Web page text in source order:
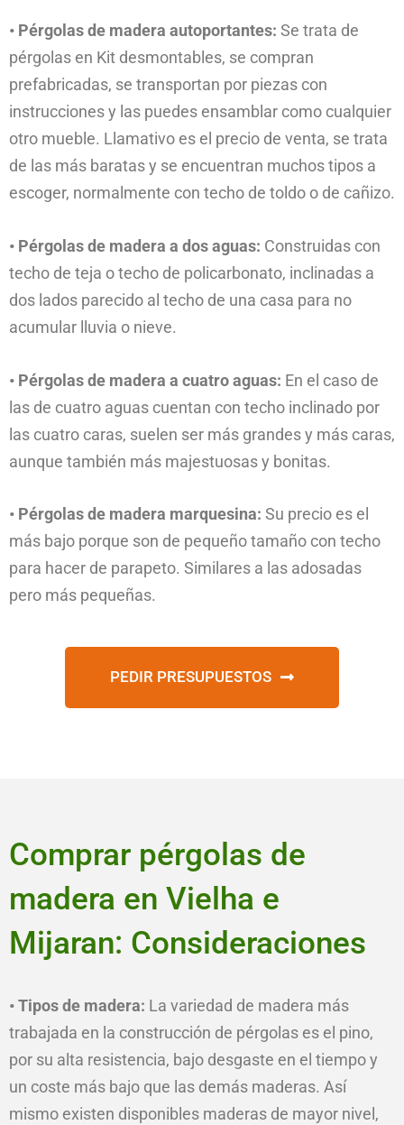
• Pérgolas de madera autoportantes: Se trata de
pérgolas en Kit desmontables, se compran
prefabricadas, se transportan por piezas con
instrucciones y las puedes ensamblar como cualquier
otro mueble. Llamativo es el precio de venta, se trata
de las más baratas y se encuentran muchos tipos a
escoger, normalmente con techo de toldo o de cañizo.
• Pérgolas de madera a dos aguas: Construidas con
techo de teja o techo de policarbonato, inclinadas a
dos lados parecido al techo de una casa para no
acumular lluvia o nieve.
• Pérgolas de madera a cuatro aguas: En el caso de
las de cuatro aguas cuentan con techo inclinado por
las cuatro caras, suelen ser más grandes y más caras,
aunque también más majestuosas y bonitas.
• Pérgolas de madera marquesina: Su precio es el
más bajo porque son de pequeño tamaño con techo
para hacer de parapeto. Similares a las adosadas
pero más pequeñas.
PEDIR PRESUPUESTOS
Comprar pérgolas de
madera en Vielha e
Mijaran: Consideraciones
• Tipos de madera: La variedad de madera más
trabajada en la construcción de pérgolas es el pino,
por su alta resistencia, bajo desgaste en el tiempo y
un coste más bajo que las demás maderas. Así
mismo existen disponibles maderas de mayor nivel,